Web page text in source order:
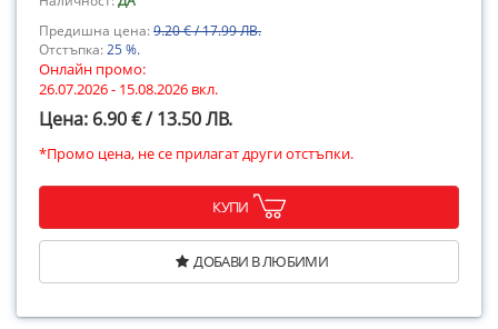
Предишна цена:9.20 € / 17.99 ЛВ.
Отстъпка:25 %.
Онлайн промо:
26.07.2026 - 15.08.2026 вкл.
Цена: 6.90 € / 13.50 ЛВ.
*Промо цена, не се прилагат други отстъпки.
КУПИ
ДОБАВИ В ЛЮБИМИ